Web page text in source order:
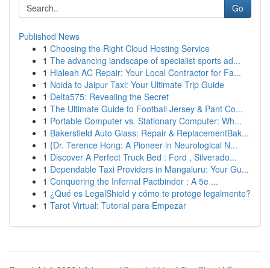
Go
Published News
1 Choosing the Right Cloud Hosting Service
1 The advancing landscape of specialist sports ad...
1 Hialeah AC Repair: Your Local Contractor for Fa...
1 Noida to Jaipur Taxi: Your Ultimate Trip Guide
1 Delta575: Revealing the Secret
1 The Ultimate Guide to Football Jersey & Pant Co...
1 Portable Computer vs. Stationary Computer: Wh...
1 Bakersfield Auto Glass: Repair & ReplacementBak...
1 {Dr. Terence Hong: A Pioneer in Neurological N...
1 Discover A Perfect Truck Bed : Ford , Silverado...
1 Dependable Taxi Providers in Mangaluru: Your Gu...
1 Conquering the Infernal Pactbinder : A 5e ...
1 ¿Qué es LegalShield y cómo te protege legalmente?
1 Tarot Virtual: Tutorial para Empezar